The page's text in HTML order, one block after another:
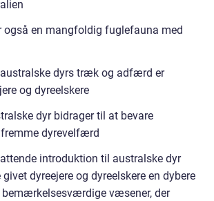
også en mangfoldig fuglefauna med
dyrs træk og adfærd er
og dyreelskere
dyr bidrager til at bevare
dyrevelfærd
introduktion til australske dyr
dyreejere og dyreelskere en dybere
væsener, der